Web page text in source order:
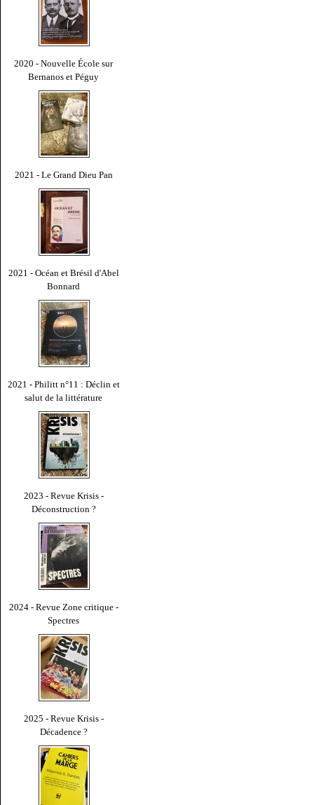
2020 - Nouvelle École sur
Bernanos et Péguy
2021 - Le Grand Dieu Pan
2021 - Océan et Brésil d'Abel
Bonnard
2021 - Philitt n°11 : Déclin et
salut de la littérature
2023 - Revue Krisis -
Déconstruction ?
2024 - Revue Zone critique -
Spectres
2025 - Revue Krisis -
Décadence ?